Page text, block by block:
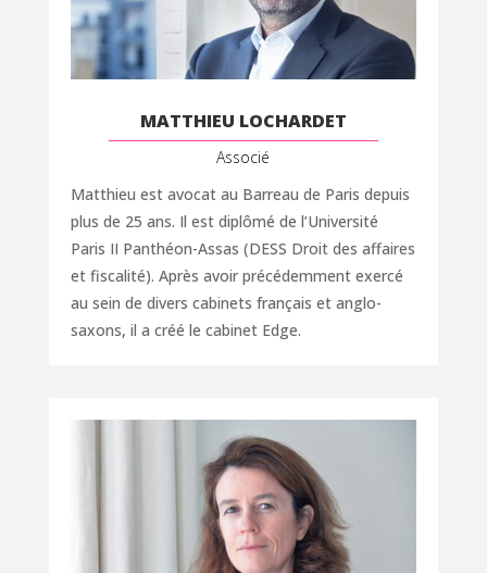
MATTHIEU LOCHARDET
Associé
Matthieu est avocat au Barreau de Paris depuis
plus de 25 ans. Il est diplômé de l’Université
Paris II Panthéon-Assas (DESS Droit des affaires
et fiscalité). Après avoir précédemment exercé
au sein de divers cabinets français et anglo-
saxons, il a créé le cabinet Edge.